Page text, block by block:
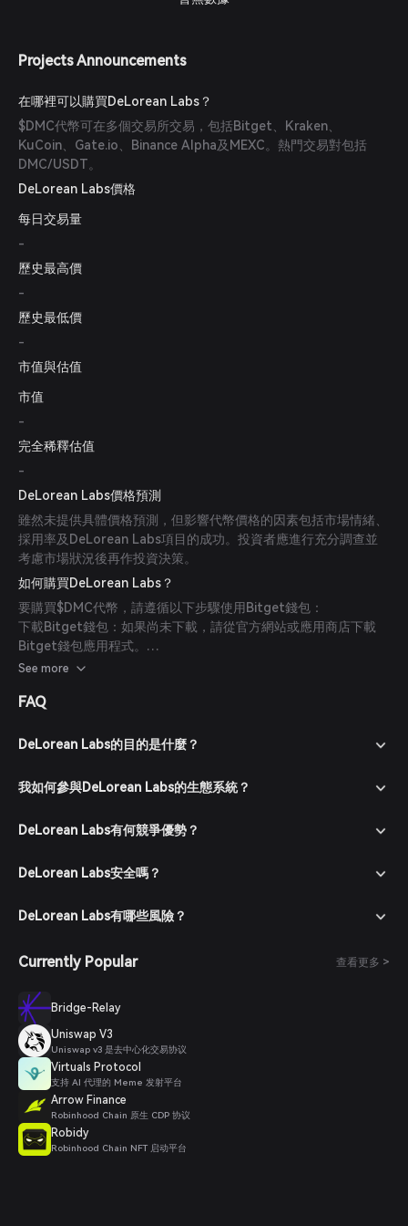
Projects Announcements
在哪裡可以購買DeLorean Labs？
$DMC代幣可在多個交易所交易，包括Bitget、Kraken、
KuCoin、Gate.io、Binance Alpha及MEXC。熱門交易對包括
DMC/USDT。
DeLorean Labs價格
每日交易量
-
歷史最高價
-
歷史最低價
-
市值與估值
市值
-
完全稀釋估值
-
DeLorean Labs價格預測
雖然未提供具體價格預測，但影響代幣價格的因素包括市場情緒、
採用率及DeLorean Labs項目的成功。投資者應進行充分調查並
考慮市場狀況後再作投資決策。
如何購買DeLorean Labs？
要購買$DMC代幣，請遵循以下步驟使用Bitget錢包：
下載Bitget錢包：如果尚未下載，請從官方網站或應用商店下載
Bitget錢包應用程式。
創建賬戶：打開應用並按照螢幕指示創建新賬戶，請確保使用強密
為錢包充值：通過轉入加密貨幣或使用法幣購買加密貨幣並存入
前往市場：在Bitget錢包中前往市場板塊，搜索DMC以查看可用
下單交易：選擇所需交易對（例如DMC/USDT），輸入購買數量
See more
FAQ
DeLorean Labs的目的是什麼？
我如何參與DeLorean Labs的生態系統？
DeLorean Labs有何競爭優勢？
DeLorean Labs安全嗎？
DeLorean Labs有哪些風險？
Currently Popular 查看更多 >
Bridge-Relay
Uniswap V3
Uniswap v3 是去中心化交易协议
Virtuals Protocol
支持 AI 代理的 Meme 发射平台
Arrow Finance
Robinhood Chain 原生 CDP 协议
Robidy
Robinhood Chain NFT 启动平台